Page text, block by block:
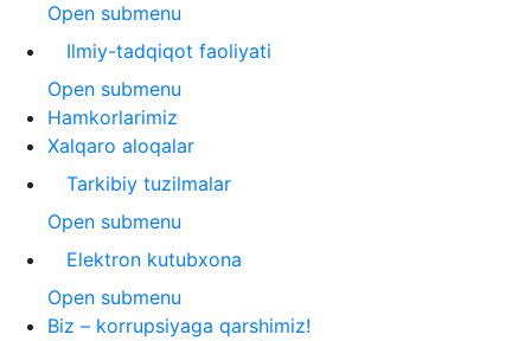
Open submenu
Ilmiy-tadqiqot faoliyati
Open submenu
Hamkorlarimiz
Xalqaro aloqalar
Tarkibiy tuzilmalar
Open submenu
Elektron kutubxona
Open submenu
Biz – korrupsiyaga qarshimiz!